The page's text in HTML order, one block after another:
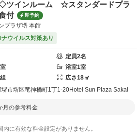
ツインルーム ☆スタンダードプラ
付
即予約
プラザ堺 本館
ウイルス対策あり
定員2名
室 浴室1室
組 広さ18㎡
堺市堺区竜神橋町1丁1-20Hotel Sun Plaza Sakai
月の参考料金
内に有効な料金設定がありません。